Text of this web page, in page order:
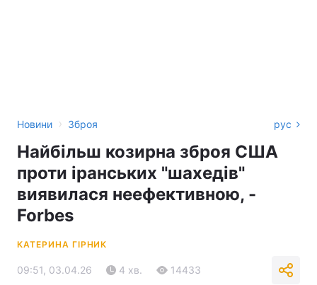
Новини › Зброя рус
Найбільш козирна зброя США
проти іранських "шахедів"
виявилася неефективною, -
Forbes
КАТЕРИНА ГІРНИК
09:51, 03.04.26 4 хв. 14433